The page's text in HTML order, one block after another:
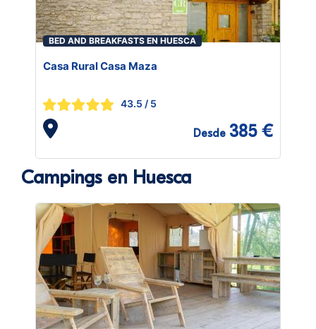
BED AND BREAKFASTS EN HUESCA
Casa Rural Casa Maza
43.5 / 5
Desde 385 €
Campings en Huesca